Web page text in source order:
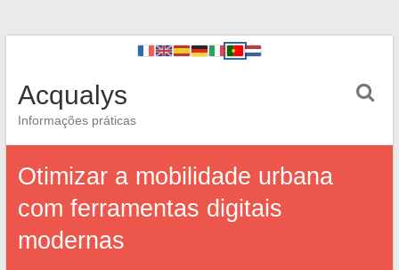
Acqualys
Informações práticas
Otimizar a mobilidade urbana
com ferramentas digitais
modernas